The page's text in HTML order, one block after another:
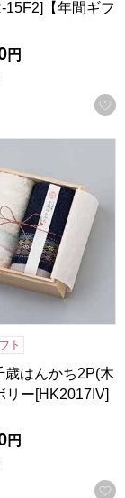
録する
15F2]【年間ギフ
円
【年間ギフト】
録する
ト
歳はんかち2P(木
リー[HK2017IV]
円